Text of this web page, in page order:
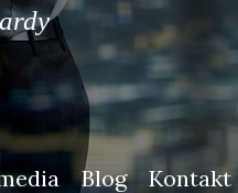
Blog Kontakt